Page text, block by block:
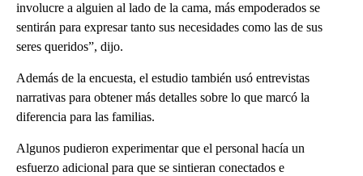
involucre a alguien al lado de la cama, más empoderados se
sentirán para expresar tanto sus necesidades como las de sus
seres queridos”, dijo.
Además de la encuesta, el estudio también usó entrevistas
narrativas para obtener más detalles sobre lo que marcó la
diferencia para las familias.
Algunos pudieron experimentar que el personal hacía un
esfuerzo adicional para que se sintieran conectados e